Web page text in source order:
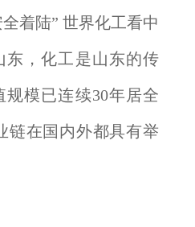
着陆” 世界化工看中
东，化工是山东的传
模已连续30年居全
链在国内外都具有举